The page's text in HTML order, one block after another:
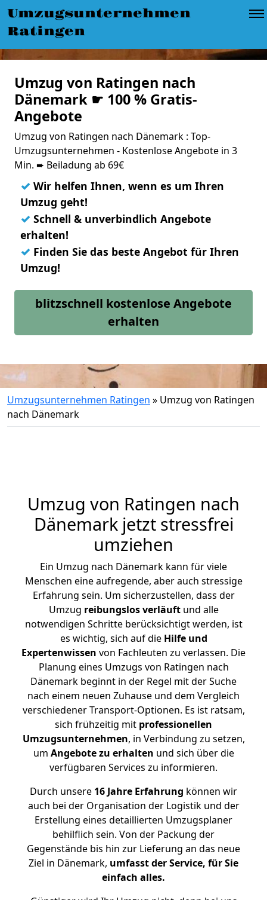
Umzugsunternehmen
Ratingen
Umzug von Ratingen nach
Dänemark ☛ 100 % Gratis-
Angebote
Umzug von Ratingen nach Dänemark : Top-
Umzugsunternehmen - Kostenlose Angebote in 3
Min. ➨ Beiladung ab 69€
✓ Wir helfen Ihnen, wenn es um Ihren
Umzug geht!
✓ Schnell & unverbindlich Angebote
erhalten!
✓ Finden Sie das beste Angebot für Ihren
Umzug!
blitzschnell kostenlose Angebote
erhalten
Umzugsunternehmen Ratingen » Umzug von Ratingen
nach Dänemark
Umzug von Ratingen nach
Dänemark jetzt stressfrei
umziehen
Ein Umzug nach Dänemark kann für viele
Menschen eine aufregende, aber auch stressige
Erfahrung sein. Um sicherzustellen, dass der
Umzug reibungslos verläuftund alle
notwendigen Schritte berücksichtigt werden, ist
es wichtig, sich auf die Hilfe und
Expertenwissen von Fachleuten zu verlassen. Die
Planung eines Umzugs von Ratingen nach
Dänemark beginnt in der Regel mit der Suche
nach einem neuen Zuhause und dem Vergleich
verschiedener Transport-Optionen. Es ist ratsam,
sich frühzeitig mit professionellen
Umzugsunternehmen, in Verbindung zu setzen,
um Angebote zu erhalten und sich über die
verfügbaren Services zu informieren.
Durch unsere 16 Jahre Erfahrung können wir
auch bei der Organisation der Logistik und der
Erstellung eines detaillierten Umzugsplaner
behilflich sein. Von der Packung der
Gegenstände bis hin zur Lieferung an das neue
Ziel in Dänemark, umfasst der Service, für Sie
einfach alles.